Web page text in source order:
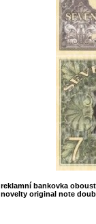
reklamní bankovka
novelty original note